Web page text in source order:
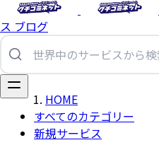
ス ブログ
すべてのカテゴリー
新規サービス
HOME